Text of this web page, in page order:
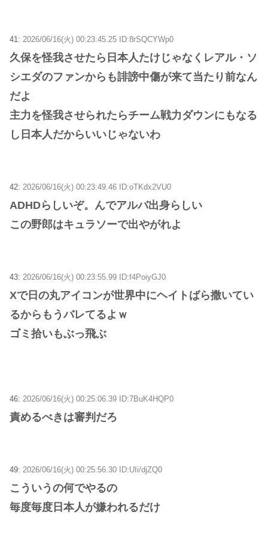
41: 2026/06/16(火) 00:23:45.25 ID:8rSQCYWp0
久保を怪我させたら日本人たけじゃなくレアル・ソ
シエダのファンからも誹謗中傷が来て当たり前なん
だよ
主力を怪我させられたらチーム戦力ダウンにもなる
し日本人だからいいじゃないわ
42: 2026/06/16(火) 00:23:49.46 ID:oTKdx2VU0
ADHDらしいぞ。んでアルバ出身らしい
この野郎はキュラソーで出やがれよ
43: 2026/06/16(火) 00:23:55.99 ID:f4PoiyGJ0
Xで日の丸アイコンが世界中にヘイトばら撒いてい
るからもうバレてるよｗ
ゴミ拾いもぶっ飛ぶ
46: 2026/06/16(火) 00:25:06.39 ID:7BuK4HQP0
責めるべきは審判だろ
49: 2026/06/16(火) 00:25:56.30 ID:UIi/djZQ0
こういうの何でやるの
毎度毎度日本人が嫌われるだけ